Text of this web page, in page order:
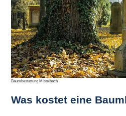
Baumbestattung Mistelbach
Was kostet eine